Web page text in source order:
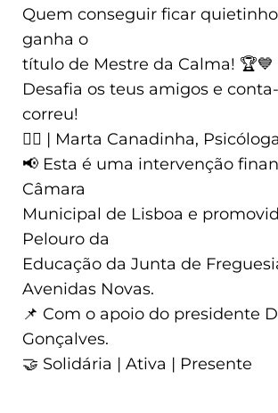
Quem conseguir ficar
ganha o
título de Mestre da Calma! 🏆💙
Desafia os teus amigos e
correu!
👩‍⚕️ | Marta Canadinha, Psicóloga
📢 Esta é uma intervenção
Câmara
Municipal de Lisboa e
Pelouro da
Educação da Junta de
Avenidas Novas.
📌 Com o apoio do presidente
Gonçalves.
🤝 Solidária | Ativa | Presente